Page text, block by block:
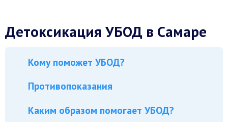
Детоксикация УБОД в Самаре
Кому поможет УБОД?
Противопоказания
Каким образом помогает УБОД?